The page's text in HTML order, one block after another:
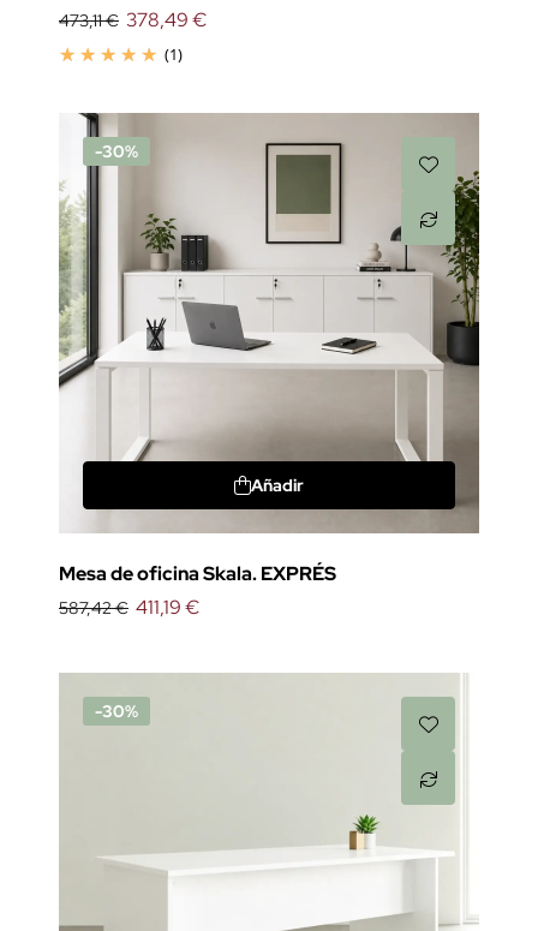
473,11 €
(1)
378,49 €
-30%
Añadir
Mesa de oficina Skala. EXPRÉS
587,42 € 411,19 €
-30%